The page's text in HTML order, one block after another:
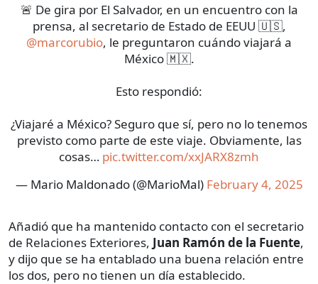
🚨 De gira por El Salvador, en un encuentro con la
prensa, al secretario de Estado de EEUU 🇺🇸,
@marcorubio, le preguntaron cuándo viajará a
México 🇲🇽.
Esto respondió:
¿Viajaré a México? Seguro que sí, pero no lo tenemos
previsto como parte de este viaje. Obviamente, las
cosas… pic.twitter.com/xxJARX8zmh
— Mario Maldonado (@MarioMal) February 4, 2025
Añadió que ha mantenido contacto con el secretario
de Relaciones Exteriores, Juan Ramón de la Fuente,
y dijo que se ha entablado una buena relación entre
los dos, pero no tienen un día establecido.